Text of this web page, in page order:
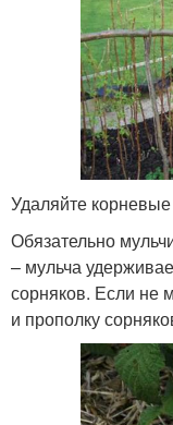
Удаляйте
Обязательно
– мульча
сорняков. Если не
и прополку